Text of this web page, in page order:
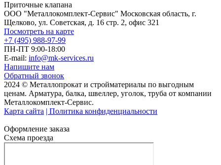
Приточные клапана
ООО "Металлокомплект-Сервис" Московская область, г.
Щелково, ул. Советская, д. 16 стр. 2, офис 321
Посмотреть на карте
+7 (495) 988-97-99
ПН-ПТ 9:00-18:00
E-mail: info@mk-services.ru
Напишите нам
Обратный звонок
2024 © Металлопрокат и стройматериалы по выгодным
ценам. Арматура, балка, швеллер, уголок, труба от компании
Металлокомплект-Сервис.
Карта сайта | Политика конфиденциальности
Оформление заказа
Схема проезда